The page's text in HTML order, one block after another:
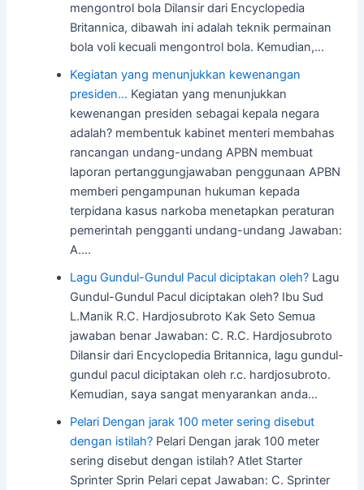
mengontrol bola Dilansir dari Encyclopedia
Britannica, dibawah ini adalah teknik permainan
bola voli kecuali mengontrol bola. Kemudian,…
Kegiatan yang menunjukkan kewenangan
presiden… Kegiatan yang menunjukkan
kewenangan presiden sebagai kepala negara
adalah? membentuk kabinet menteri membahas
rancangan undang-undang APBN membuat
laporan pertanggungjawaban penggunaan APBN
memberi pengampunan hukuman kepada
terpidana kasus narkoba menetapkan peraturan
pemerintah pengganti undang-undang Jawaban:
A.…
Lagu Gundul-Gundul Pacul diciptakan oleh? Lagu
Gundul-Gundul Pacul diciptakan oleh? Ibu Sud
L.Manik R.C. Hardjosubroto Kak Seto Semua
jawaban benar Jawaban: C. R.C. Hardjosubroto
Dilansir dari Encyclopedia Britannica, lagu gundul-
gundul pacul diciptakan oleh r.c. hardjosubroto.
Kemudian, saya sangat menyarankan anda…
Pelari Dengan jarak 100 meter sering disebut
dengan istilah? Pelari Dengan jarak 100 meter
sering disebut dengan istilah? Atlet Starter
Sprinter Sprin Pelari cepat Jawaban: C. Sprinter